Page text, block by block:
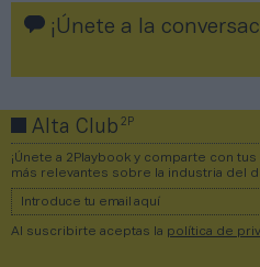
¡Únete a la
Alta Club2P
¡Únete a 2Playbook y comparte con
más relevantes sobre la industria del
Al suscribirte aceptas la política de